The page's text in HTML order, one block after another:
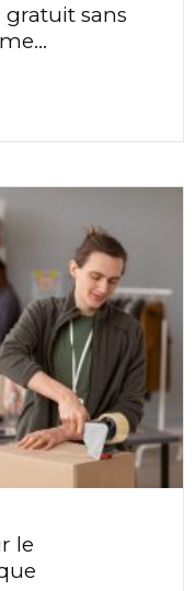
sans
le